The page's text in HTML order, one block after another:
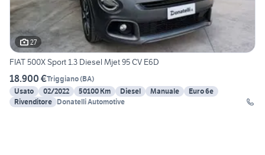
27
FIAT 500X Sport 1.3 Diesel Mjet 95 CV E6D
18.900 €Triggiano(BA)
Usato
02/2022 50100 Km Diesel Manuale
Euro 6e
Rivenditore Donatelli Automotive